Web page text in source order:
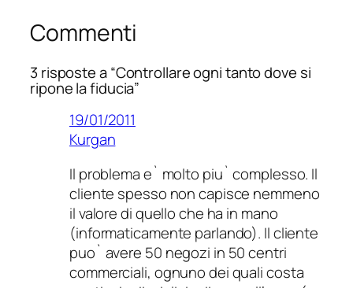
Commenti
3 risposte a “Controllare ogni tanto dove si
ripone la fiducia”
19/01/2011
Kurgan
Il problema e` molto piu` complesso. Il
cliente spesso non capisce nemmeno
il valore di quello che ha in mano
(informaticamente parlando). Il cliente
puo` avere 50 negozi in 50 centri
commerciali, ognuno dei quali costa